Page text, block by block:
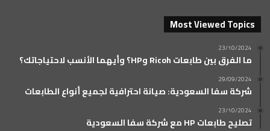
Most Viewed Topics
23/10/2024
ما الفرق بين طابعات Ricoh وHP؟ وأيهما الأنسب لاحتياجاتك؟
29/09/2024
شركة سفا السعودية: صيانة احترافية لجميع أنواع الطابعات
23/10/2024
تصليح طابعات HP مع شركة سفا السعودية